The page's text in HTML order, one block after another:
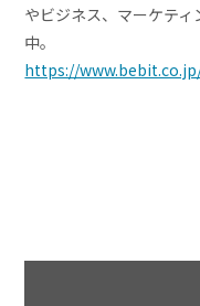
やビジネス、マーケテ
中。
https://